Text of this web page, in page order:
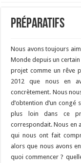
Préparatifs
Nous avons toujours
Monde depuis un
projet comme un rêve
2012 que nous en
concrètement. Nous
d’obtention d’un
plus loin dans ce
correspondait. Nous en
qui nous ont fait
alors que nous avons
quoi commencer ?